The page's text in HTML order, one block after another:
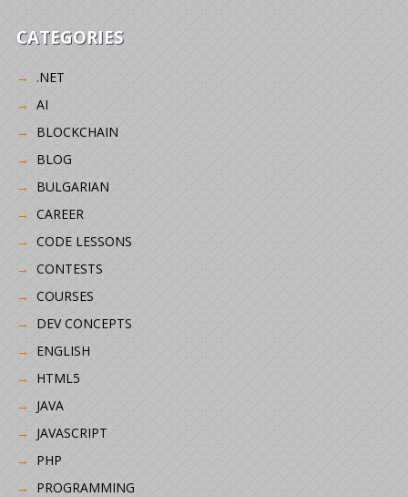
CATEGORIES
.NET
AI
BLOCKCHAIN
BLOG
BULGARIAN
CAREER
CODE LESSONS
CONTESTS
COURSES
DEV CONCEPTS
ENGLISH
HTML5
JAVA
JAVASCRIPT
PHP
PROGRAMMING